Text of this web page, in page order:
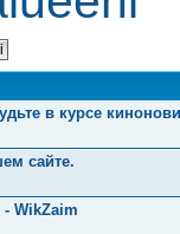
в курсе
сайте.
WikZaim